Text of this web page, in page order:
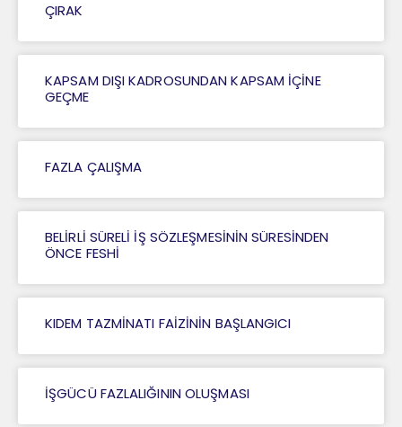
ÇIRAK
KAPSAM DIŞI KADROSUNDAN KAPSAM İÇİNE
GEÇME
FAZLA ÇALIŞMA
BELİRLİ SÜRELİ İŞ SÖZLEŞMESİNİN SÜRESİNDEN
ÖNCE FESHİ
KIDEM TAZMİNATI FAİZİNİN BAŞLANGICI
İŞGÜCÜ FAZLALIĞININ OLUŞMASI